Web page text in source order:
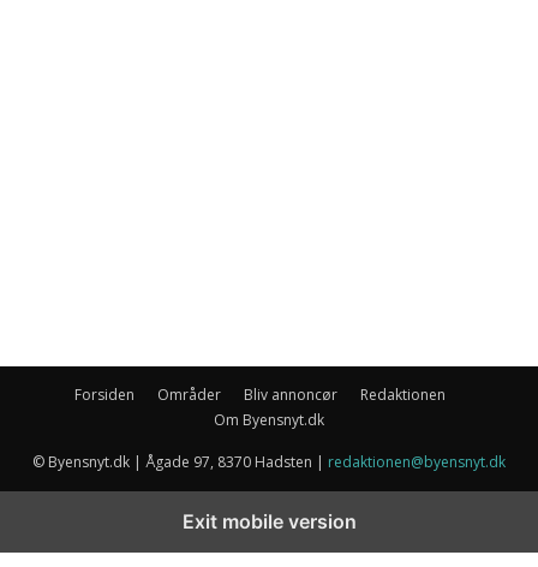
Forsiden Områder Bliv annoncør
Redaktionen
Om Byensnyt.dk
© Byensnyt.dk | Ågade 97, 8370 Hadsten | redaktionen@byensnyt.dk
Exit mobile version